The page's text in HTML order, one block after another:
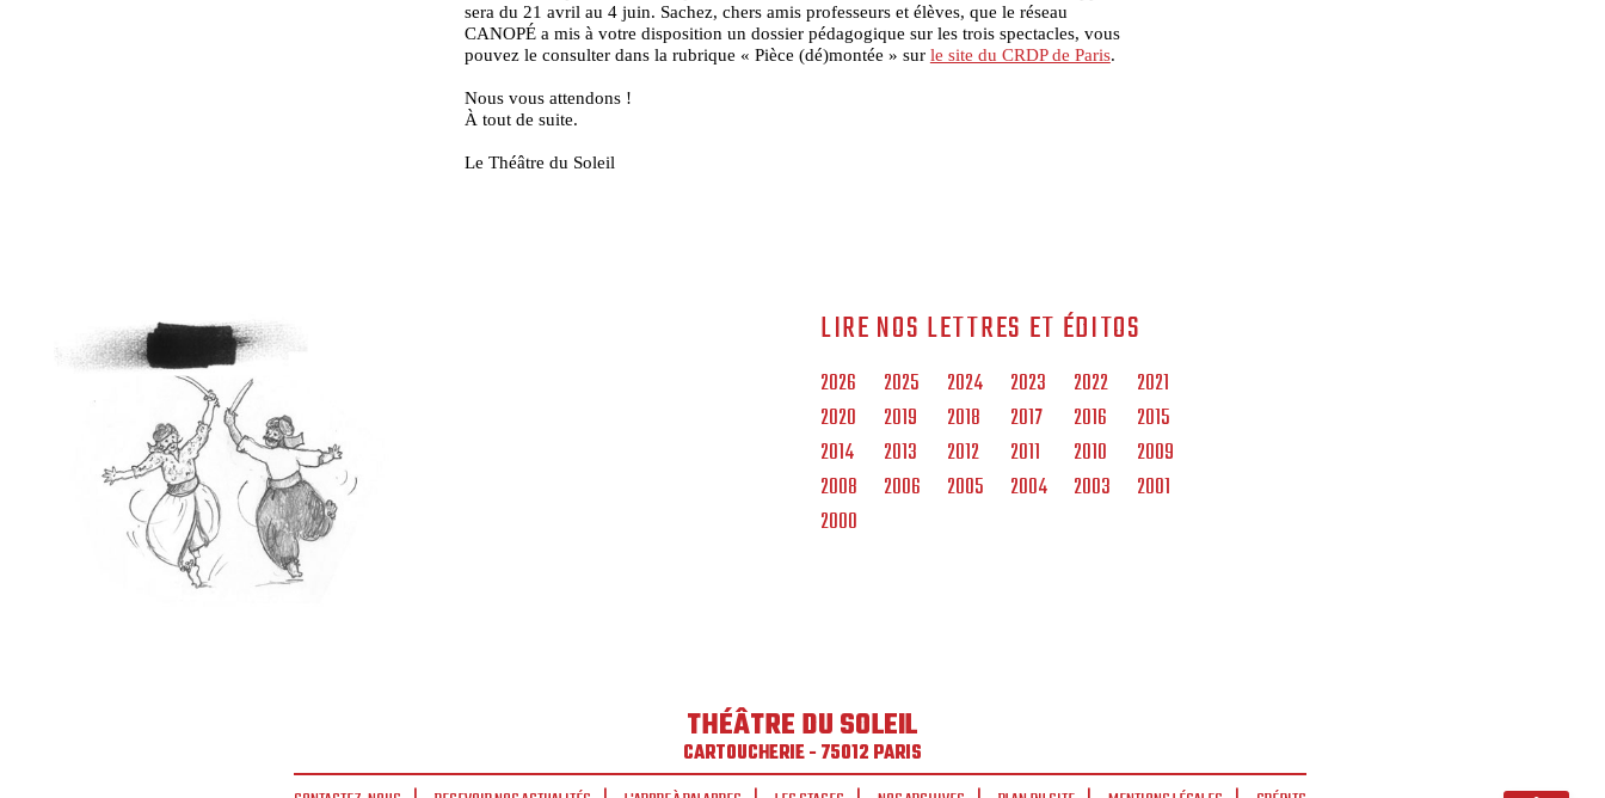
sera du 21 avril au 4 juin. Sachez, chers amis professeurs et élèves, que le réseau
CANOPÉ a mis à votre disposition un dossier pédagogique sur les trois spectacles, vous
pouvez le consulter dans la rubrique « Pièce (dé)montée » sur le site du CRDP de Paris.
Nous vous attendons !
À tout de suite.
Le Théâtre du Soleil
LIRE NOS LETTRES ET ÉDITOS
2026 2025 2024 2023 2022
2021
2020
2019 2018 2017 2016
2015
2014
2013 2012 2011 2010
2009
2008
2006 2005 2004 2003
2001
2000
THÉÂTRE DU SOLEIL
CARTOUCHERIE - 75012 PARIS